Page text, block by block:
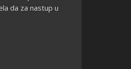
da za nastup u